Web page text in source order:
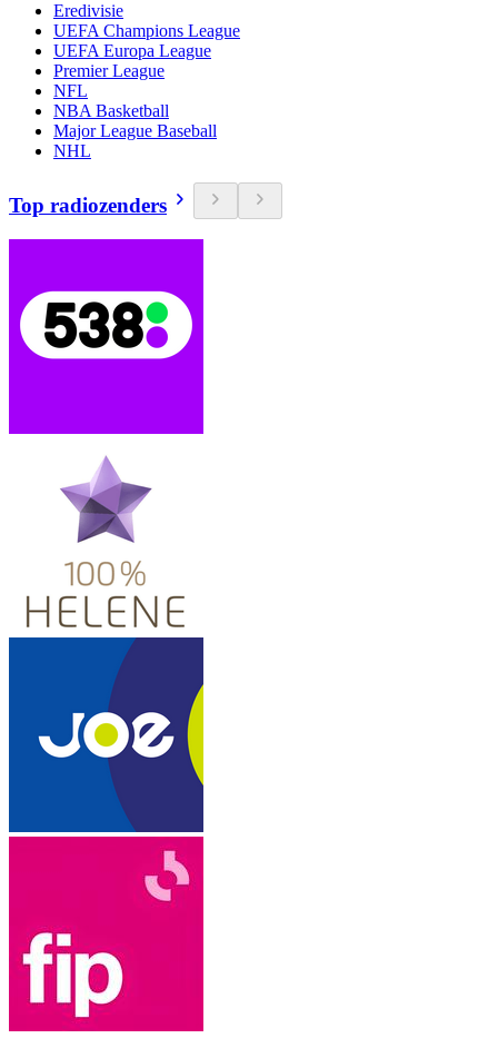
Eredivisie
UEFA Champions League
UEFA Europa League
Premier League
NFL
NBA Basketball
Major League Baseball
NHL
Top radiozenders